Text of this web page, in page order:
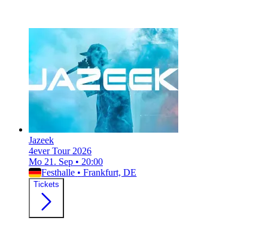
Jazeek
4ever Tour 2026
Mo 21. Sep • 20:00
Festhalle • Frankfurt, DE
Tickets